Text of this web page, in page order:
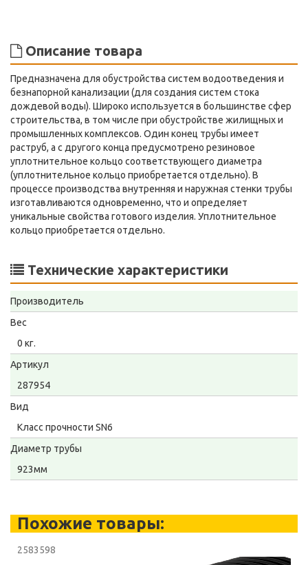
Описание товара
Предназначена для обустройства систем водоотведения и
безнапорной канализации (для создания систем стока
дождевой воды). Широко используется в большинстве сфер
строительства, в том числе при обустройстве жилищных и
промышленных комплексов. Один конец трубы имеет
раструб, а с другого конца предусмотрено резиновое
уплотнительное кольцо соответствующего диаметра
(уплотнительное кольцо приобретается отдельно). В
процессе производства внутренняя и наружная стенки трубы
изготавливаются одновременно, что и определяет
уникальные свойства готового изделия. Уплотнительное
кольцо приобретается отдельно.
Технические характеристики
Производитель
Вес
0 кг.
Артикул
287954
Вид
Класс прочности SN6
Диаметр трубы
923мм
Похожие товары:
2583598